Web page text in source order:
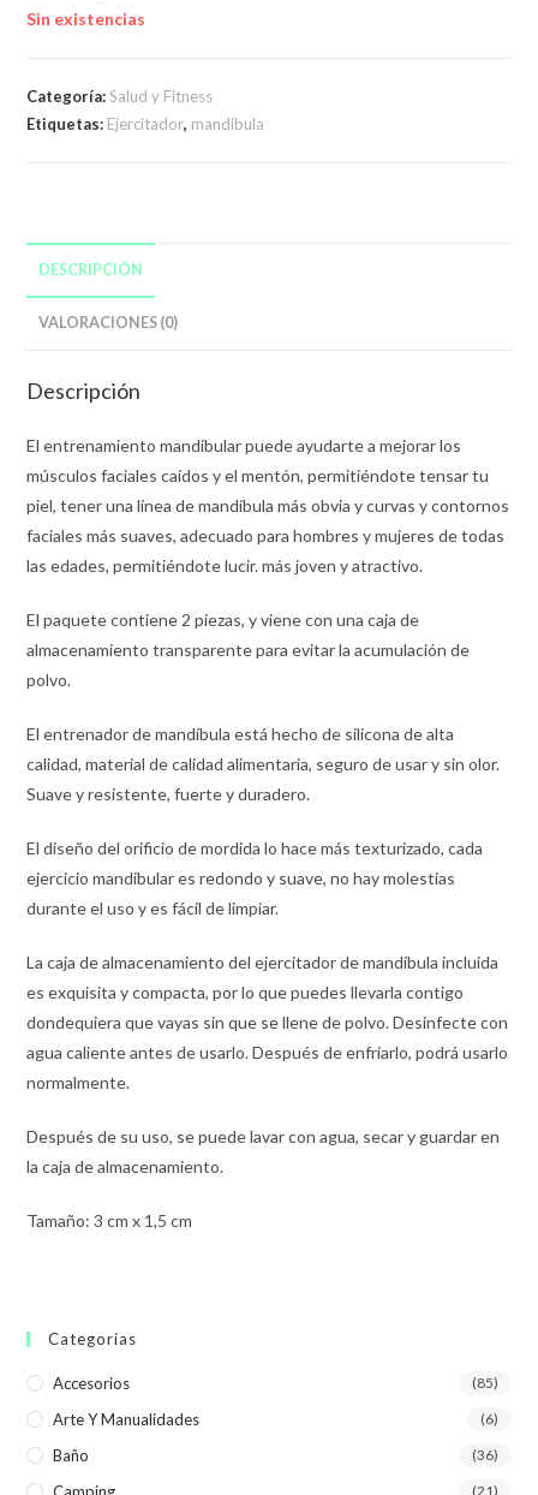
Sin existencias
Categoría:Salud y Fitness
Etiquetas: Ejercitador, mandíbula
DESCRIPCIÓN
VALORACIONES (0)
Descripción
El entrenamiento mandibular puede ayudarte a mejorar los
músculos faciales caídos y el mentón, permitiéndote tensar tu
piel, tener una línea de mandíbula más obvia y curvas y contornos
faciales más suaves, adecuado para hombres y mujeres de todas
las edades, permitiéndote lucir. más joven y atractivo.
El paquete contiene 2 piezas, y viene con una caja de
almacenamiento transparente para evitar la acumulación de
polvo.
El entrenador de mandíbula está hecho de silicona de alta
calidad, material de calidad alimentaria, seguro de usar y sin olor.
Suave y resistente, fuerte y duradero.
El diseño del orificio de mordida lo hace más texturizado, cada
ejercicio mandibular es redondo y suave, no hay molestias
durante el uso y es fácil de limpiar.
La caja de almacenamiento del ejercitador de mandíbula incluida
es exquisita y compacta, por lo que puedes llevarla contigo
dondequiera que vayas sin que se llene de polvo. Desinfecte con
agua caliente antes de usarlo. Después de enfriarlo, podrá usarlo
normalmente.
Después de su uso, se puede lavar con agua, secar y guardar en
la caja de almacenamiento.
Tamaño: 3 cm x 1,5 cm
Categorías
Accesorios (85)
Arte Y Manualidades (6)
Baño (36)
Camping (21)